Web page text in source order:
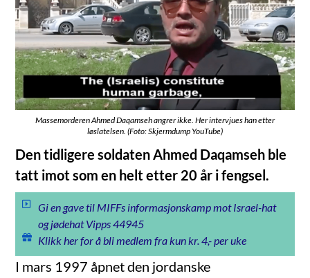
Massemorderen Ahmed Daqamseh angrer ikke. Her intervjues han etter
løslatelsen. (Foto: Skjermdump YouTube)
Den tidligere soldaten Ahmed Daqamseh ble
tatt imot som en helt etter 20 år i fengsel.
Gi en gave til MIFFs informasjonskamp mot Israel-hat
og jødehat Vipps 44945
Klikk her for å bli medlem fra kun kr. 4,- per uke
I mars 1997 åpnet den jordanske